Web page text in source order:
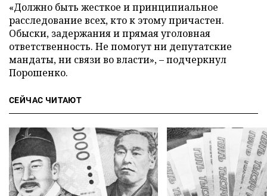
«Должно быть жесткое и принципиальное
расследование всех, кто к этому причастен.
Обыски, задержания и прямая уголовная
ответственность. Не помогут ни депутатские
мандаты, ни связи во власти», – подчеркнул
Порошенко.
СЕЙЧАС ЧИТАЮТ